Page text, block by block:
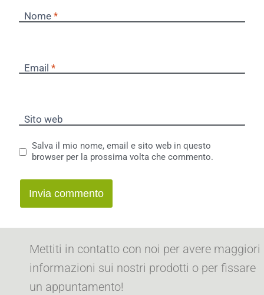
Nome *
Email *
Sito web
Salva il mio nome, email e sito web in questo
browser per la prossima volta che commento.
Mettiti in contatto con noi per avere maggiori
informazioni sui nostri prodotti o per fissare
un appuntamento!